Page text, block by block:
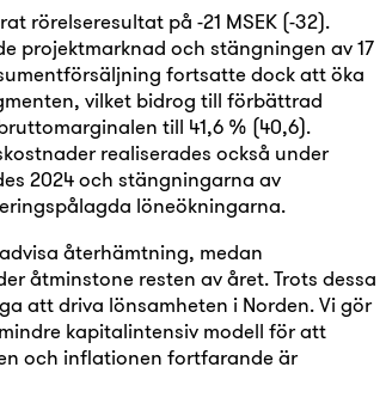
rörelseresultat på -21 MSEK (-32).
projektmarknad och stängningen av 17
fortsatte dock att öka
vilket bidrog till förbättrad
till 41,6 % (40,6).
realiserades också under
2024 och stängningarna av
löneökningarna.
återhämtning, medan
åtminstone resten av året. Trots dessa
att driva lönsamheten i Norden. Vi gör
kapitalintensiv modell för att
och inflationen fortfarande är